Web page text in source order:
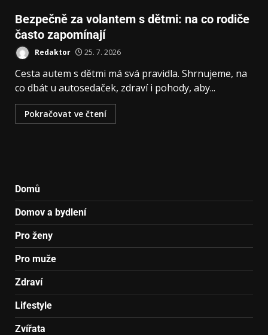
Bezpečně za volantem s dětmi: na co rodiče
často zapomínají
Redaktor 25. 7. 2026
Cesta autem s dětmi má svá pravidla. Shrnujeme, na
co dbát u autosedaček, zdraví i pohody, aby...
Pokračovat ve čtení
Domů
Domov a bydlení
Pro ženy
Pro muže
Zdraví
Lifestyle
Zvířata